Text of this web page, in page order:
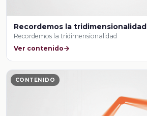
Recordemos la tridimensionalidad
Recordemos la tridimensionalidad
Ver contenido
CONTENIDO